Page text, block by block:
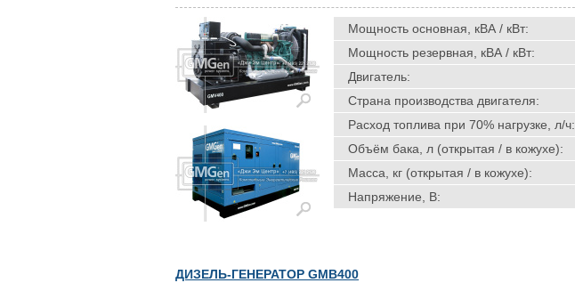
Мощность основная, кВА / кВт:
Мощность резервная, кВА / кВт:
Двигатель:
Страна производства двигателя:
Расход топлива при 70% нагрузке, л/ч:
Объём бака, л (открытая / в кожухе):
Масса, кг (открытая / в кожухе):
Напряжение, В:
ДИЗЕЛЬ-ГЕНЕРАТОР GMB400